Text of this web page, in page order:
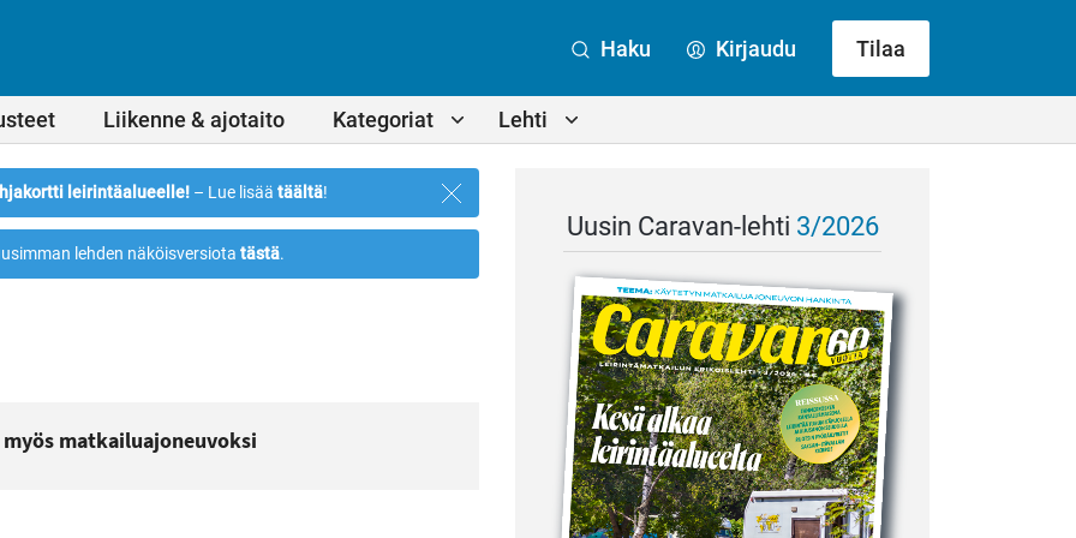
Liikenne & ajotaito Kategoriat Lehti
Haku Kirjaudu Tilaa
leirintäalueelle! – Lue lisää täältä!
Sulje
ilmoitus
lehden näköisversiota tästä.
matkailuajoneuvoksi
Uusin Caravan-lehti 3/2026